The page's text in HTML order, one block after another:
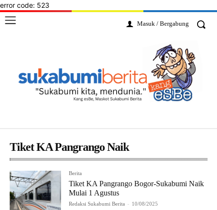
error code: 523
Masuk / Bergabung
Tiket KA Pangrango Naik
Berita
Tiket KA Pangrango Bogor-Sukabumi Naik
Mulai 1 Agustus
Redaksi Sukabumi Berita - 10/08/2025